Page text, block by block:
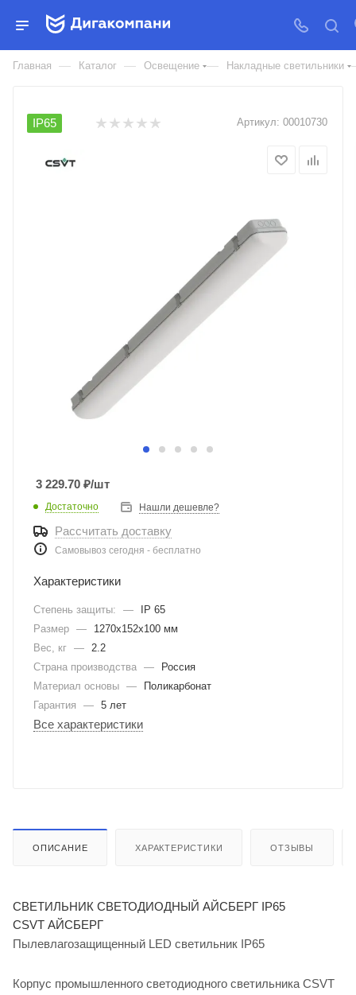
СВЕТИЛЬНИК СВЕТОДИОДНЫЙ
АЙСБЕРГ IP65
Главная — Каталог — Освещение — Накладные светильники
IP65 Артикул: 00010730
3 229.70 ₽/шт
Достаточно Нашли дешевле?
Рассчитать доставку
Самовывоз сегодня - бесплатно
Характеристики
Степень защиты: —
IP 65
Размер —
1270х152х100 мм
Вес, кг —
2.2
Страна производства —
Россия
Материал основы —
Поликарбонат
Гарантия
— 5 лет
Все характеристики
ОПИСАНИЕ ХАРАКТЕРИСТИКИ ОТЗЫВЫ
СВЕТИЛЬНИК СВЕТОДИОДНЫЙ АЙСБЕРГ IP65
CSVT АЙСБЕРГ
Пылевлагозащищенный LED светильник IP65
Корпус промышленного светодиодного светильника CSVT